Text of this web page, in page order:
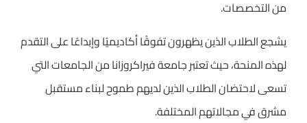
من التخصصات.
يشجع الطلاب الذين يظهرون تفوقًا أكاديميًا وإبداعًا على التقدم
لهذه المنحة، حيث تعتبر جامعة فيراكروزانا من الجامعات التي
تسعى لاحتضان الطلاب الذين لديهم طموح لبناء مستقبل
مشرق في مجالاتهم المختلفة.